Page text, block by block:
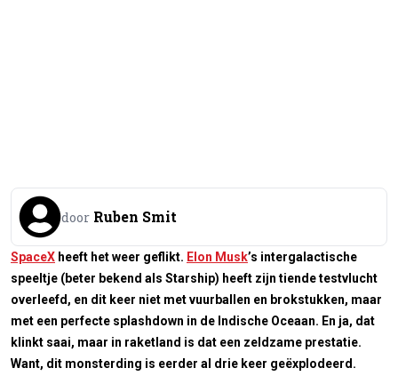
door Ruben Smit
SpaceX heeft het weer geflikt. Elon Musk’s intergalactische
speeltje (beter bekend als Starship) heeft zijn tiende testvlucht
overleefd, en dit keer niet met vuurballen en brokstukken, maar
met een perfecte splashdown in de Indische Oceaan. En ja, dat
klinkt saai, maar in raketland is dat een zeldzame prestatie.
Want, dit monsterding is eerder al drie keer geëxplodeerd.